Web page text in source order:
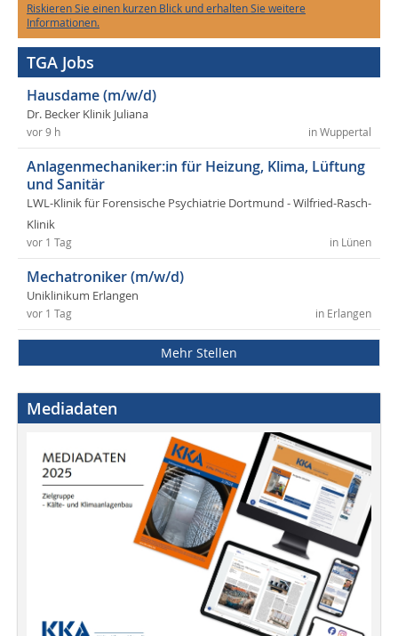
Riskieren Sie einen kurzen Blick und erhalten Sie weitere
Informationen.
TGA Jobs
Hausdame (m/w/d)
Dr. Becker Klinik Juliana
in Wuppertal
vor 9 h
Anlagenmechaniker:in für Heizung, Klima, Lüftung
und Sanitär
LWL-Klinik für Forensische Psychiatrie Dortmund - Wilfried-Rasch-
Klinik
in Lünen
vor 1 Tag
Mechatroniker (m/w/d)
Uniklinikum Erlangen
in Erlangen
vor 1 Tag
Mehr Stellen
Mediadaten